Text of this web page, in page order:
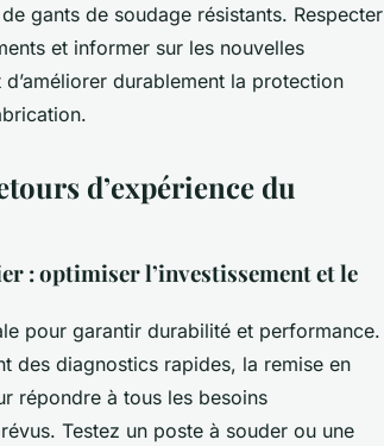
gants de soudage résistants. Respecter
et informer sur les nouvelles
durablement la protection
d’expérience du
: optimiser l’investissement et le
pour garantir durabilité et performance.
des diagnostics rapides, la remise en
répondre à tous les besoins
Testez un poste à souder ou une